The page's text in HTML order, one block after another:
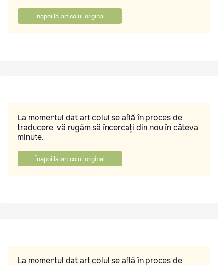
Înapoi la articolul original
La momentul dat articolul se află în proces de
traducere, vă rugăm să încercați din nou în câteva
minute.
Înapoi la articolul original
La momentul dat articolul se află în proces de